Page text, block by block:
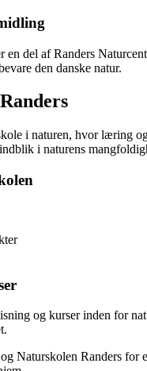
en del af Randers
den danske natur.
i naturen, hvor læring
i naturens
og kurser inden for
Naturskolen Randers